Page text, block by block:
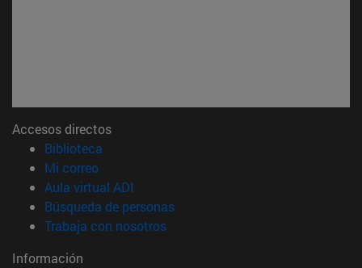
Accesos directos
Biblioteca
Mi correo(abre en nueva ventana)
Aula virtual ADI
Búsqueda de personas(abre en nueva ventana)
Trabaja con nosotros(abre en nueva ventana)
Información